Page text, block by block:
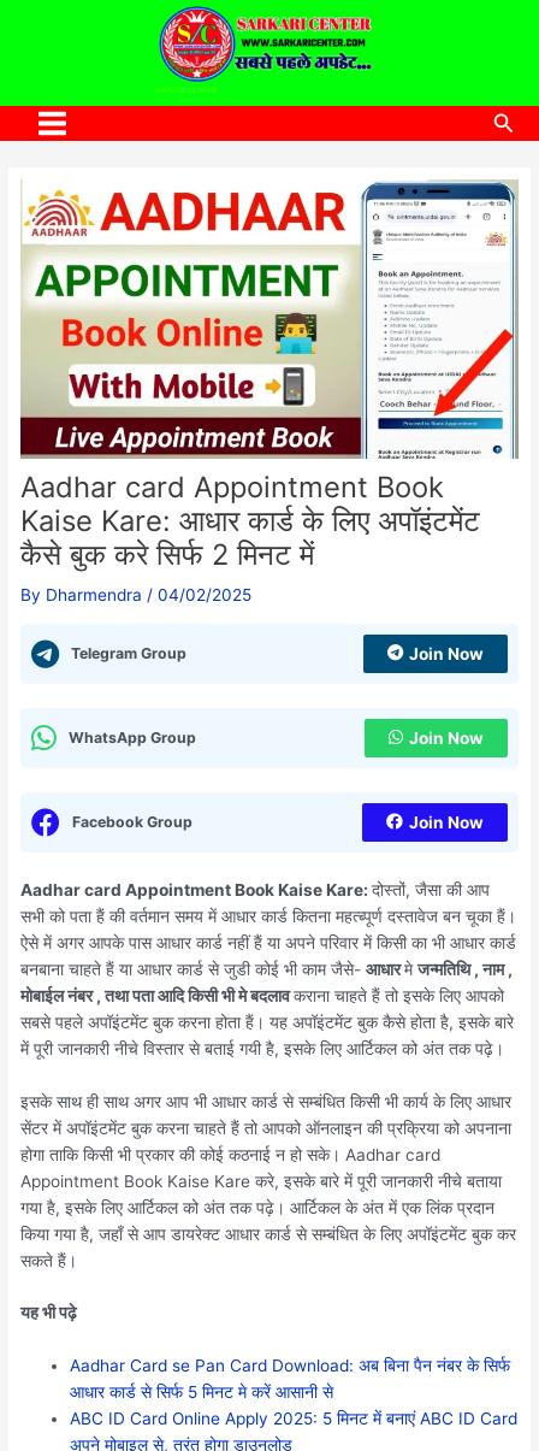
SARKARI CENTER
www.sarkaricenter.com
Main
Aadhar card Appointment Book
Kaise Kare: आधार कार्ड के लिए अपॉइंटमेंट
कैसे बुक करे सिर्फ 2 मिनट में
By Dharmendra /04/02/2025
Telegram Group Join Now
WhatsApp Group Join Now
Facebook Group Join Now
Aadhar card Appointment Book Kaise Kare:दोस्तों, जैसा की आप
सभी को पता हैं की वर्तमान समय में आधार कार्ड कितना महत्ब्पूर्ण दस्तावेज बन चूका हैं।
ऐसे में अगर आपके पास आधार कार्ड नहीं हैं या अपने परिवार में किसी का भी आधार कार्ड
बनबाना चाहते हैं या आधार कार्ड से जुडी कोई भी काम जैसे-आधारमेजन्मतिथि , नाम ,
मोबाईल नंबर , तथा पता आदि किसी भी मे बदलावकराना चाहते हैं तो इसके लिए आपको
सबसे पहले अपॉइंटमेंट बुक करना होता हैं। यह अपॉइंटमेंट बुक कैसे होता है, इसके बारे
में पूरी जानकारी नीचे विस्तार से बताई गयी है, इसके लिए आर्टिकल को अंत तक पढ़े।
इसके साथ ही साथ अगर आप भी आधार कार्ड से सम्बंधित किसी भी कार्य के लिए आधार
सेंटर में अपॉइंटमेंट बुक करना चाहते हैं तो आपको ऑनलाइन की प्रक्रिया को अपनाना
होगा ताकि किसी भी प्रकार की कोई कठनाई न हो सके। Aadhar card
Appointment Book Kaise Kare करे, इसके बारे में पूरी जानकारी नीचे बताया
गया है, इसके लिए आर्टिकल को अंत तक पढ़े। आर्टिकल के अंत में एक लिंक प्रदान
किया गया है, जहाँ से आप डायरेक्ट आधार कार्ड से सम्बंधित के लिए अपॉइंटमेंट बुक कर
सकते हैं।
यह भी पढ़े
Aadhar Card se Pan Card Download: अब बिना पैन नंबर के सिर्फ
आधार कार्ड से सिर्फ 5 मिनट मे करें आसानी से
ABC ID Card Online Apply 2025: 5 मिनट में बनाएं ABC ID Card
अपने मोबाइल से, तुरंत होगा डाउनलोड